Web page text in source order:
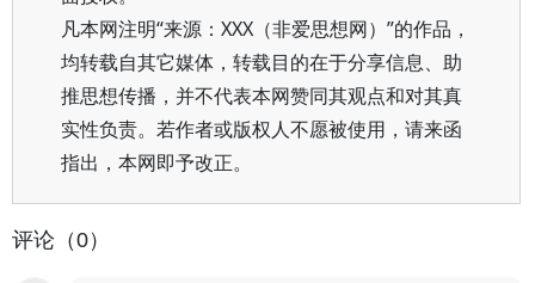
凡本网注明“来源：XXX（非爱思想网）”的作品，
均转载自其它媒体，转载目的在于分享信息、助
推思想传播，并不代表本网赞同其观点和对其真
实性负责。若作者或版权人不愿被使用，请来函
指出，本网即予改正。
评论（0）